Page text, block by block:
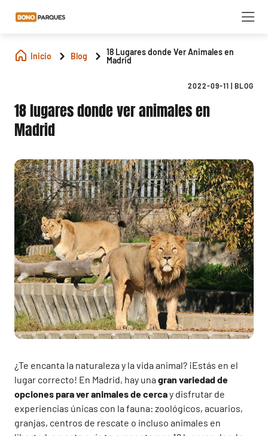
Inicio Blog
18 Lugares donde Ver Animales en
Madrid
2022-09-11 BLOG
18 lugares donde ver animales en
Madrid
¿Te encanta la naturaleza y la vida animal? ¡Estás en el
lugar correcto! En Madrid, hay unagran variedad de
opciones para ver animales de cercay disfrutar de
experiencias únicas con la fauna: zoológicos, acuarios,
granjas, centros de rescate o incluso animales en